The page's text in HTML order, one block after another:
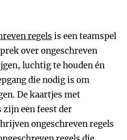
regels is een teamspel
over ongeschreven
luchtig te houden én
die nodig is om
De kaartjes met
zijn een feest der
ongeschreven regels